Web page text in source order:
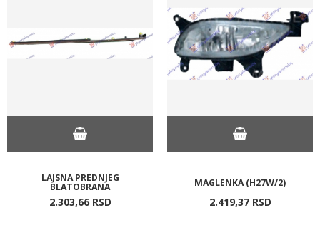
LAJSNA PREDNJEG
BLATOBRANA
2.303,66 RSD
MAGLENKA (H27W/2)
2.419,37 RSD